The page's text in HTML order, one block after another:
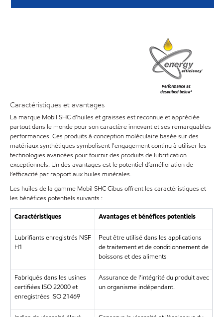
Caractéristiques et avantages
La marque Mobil SHC d’huiles et graisses est reconnue et appréciée
partout dans le monde pour son caractère innovant et ses remarquables
performances. Ces produits à conception moléculaire basée sur des
matériaux synthétiques symbolisent l'engagement continu à utiliser les
technologies avancées pour fournir des produits de lubrification
exceptionnels. Un des avantages est le potentiel d’amélioration de
l’efficacité par rapport aux huiles minérales.
Les huiles de la gamme Mobil SHC Cibus offrent les caractéristiques et
les bénéfices potentiels suivants :
Caractéristiques Avantages et bénéfices potentiels
Lubrifiants enregistrés NSF
H1
Peut être utilisé dans les applications
de traitement et de conditionnement de
boissons et des aliments
Fabriqués dans les usines
certifiées ISO 22000 et
enregistrées ISO 21469
Assurance de l'intégrité du produit avec
un organisme indépendant.